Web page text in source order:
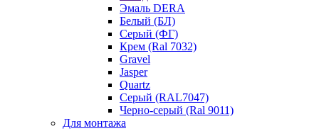
Эмаль DERA
Белый (БЛ)
Серый (ФГ)
Крем (Ral 7032)
Gravel
Jasper
Quartz
Серый (RAL7047)
Черно-серый (Ral 9011)
Для монтажа